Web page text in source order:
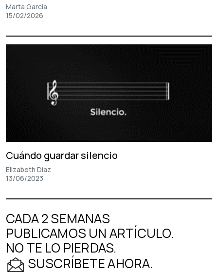
Marta García
15/02/2026
Cuándo guardar silencio
Elizabeth Díaz
13/06/2023
CADA 2 SEMANAS
PUBLICAMOS UN ARTÍCULO.
NO TE LO PIERDAS.
SUSCRÍBETE AHORA.